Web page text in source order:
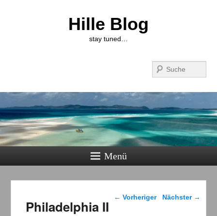
Hille Blog
stay tuned…
Menü
Beitragsnavigation
← Vorheriger Nächster →
Philadelphia II